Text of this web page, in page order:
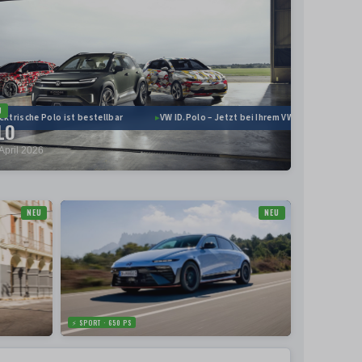
Polo ist bestellbar VW ID.Polo – Jetzt bei Ihrem VW Händler
2026
NEU NEU
⚡ SPORT · 650 PS